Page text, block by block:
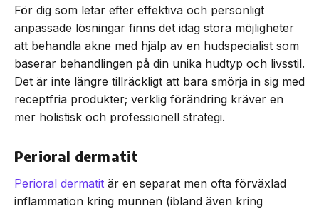
För dig som letar efter effektiva och personligt
anpassade lösningar finns det idag stora möjligheter
att behandla akne med hjälp av en hudspecialist som
baserar behandlingen på din unika hudtyp och livsstil.
Det är inte längre tillräckligt att bara smörja in sig med
receptfria produkter; verklig förändring kräver en
mer holistisk och professionell strategi.
Perioral dermatit
Perioral dermatit är en separat men ofta förväxlad
inflammation kring munnen (ibland även kring